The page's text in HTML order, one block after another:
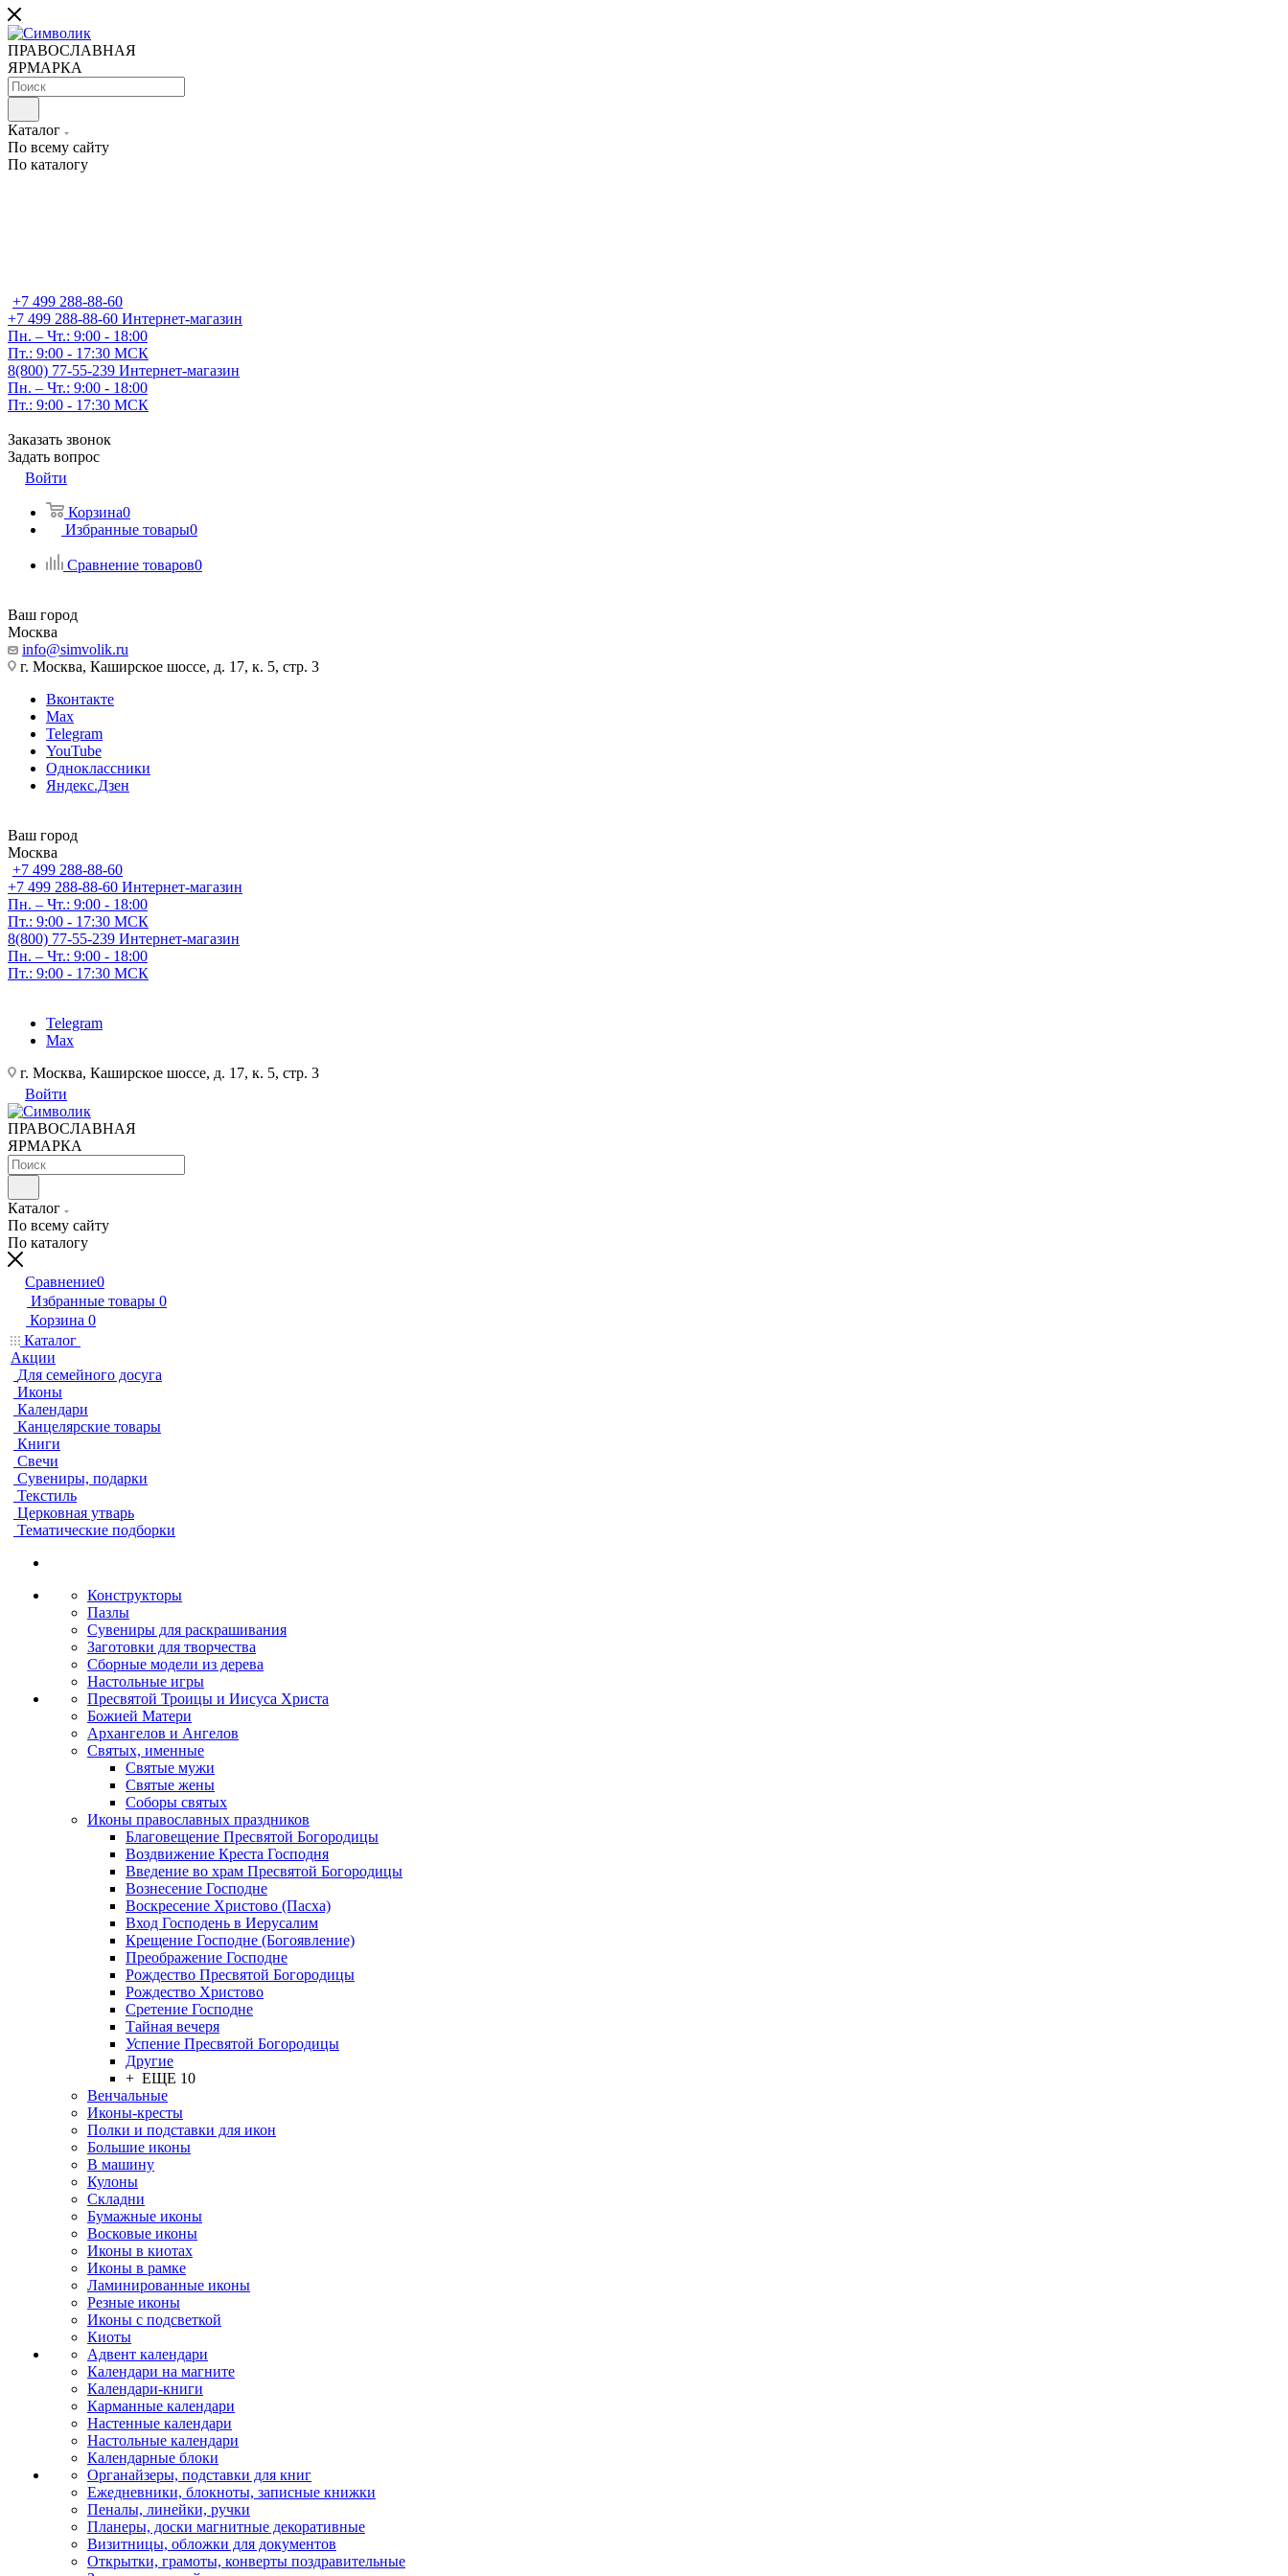
ПРАВОСЛАВНАЯ
ЯРМАРКА
Каталог
По всему сайту
По каталогу
+7 499 288-88-60
+7 499 288-88-60 Интернет-магазин
Пн. – Чт.: 9:00 - 18:00
Пт.: 9:00 - 17:30 МСК
8(800) 77-55-239 Интернет-магазин
Пн. – Чт.: 9:00 - 18:00
Пт.: 9:00 - 17:30 МСК
Заказать звонок
Задать вопрос
Войти
Корзина0
Избранные товары0
Сравнение товаров0
Ваш город
Москва
info@simvolik.ru
г. Москва, Каширское шоссе, д. 17, к. 5, стр. 3
Вконтакте
Max
Telegram
YouTube
Одноклассники
Яндекс.Дзен
Ваш город
Москва
+7 499 288-88-60
+7 499 288-88-60 Интернет-магазин
Пн. – Чт.: 9:00 - 18:00
Пт.: 9:00 - 17:30 МСК
8(800) 77-55-239 Интернет-магазин
Пн. – Чт.: 9:00 - 18:00
Пт.: 9:00 - 17:30 МСК
Telegram
Max
г. Москва, Каширское шоссе, д. 17, к. 5, стр. 3
Войти
ПРАВОСЛАВНАЯ
ЯРМАРКА
Каталог
По всему сайту
По каталогу
Сравнение0
Избранные товары 0
Корзина 0
Каталог
Акции
Для семейного досуга
Иконы
Календари
Канцелярские товары
Книги
Свечи
Сувениры, подарки
Текстиль
Церковная утварь
Тематические подборки
Конструкторы
Пазлы
Сувениры для раскрашивания
Заготовки для творчества
Сборные модели из дерева
Настольные игры
Пресвятой Троицы и Иисуса Христа
Божией Матери
Архангелов и Ангелов
Святых, именные
Святые мужи
Святые жены
Соборы святых
Иконы православных праздников
Благовещение Пресвятой Богородицы
Воздвижение Креста Господня
Введение во храм Пресвятой Богородицы
Вознесение Господне
Воскресение Христово (Пасха)
Вход Господень в Иерусалим
Крещение Господне (Богоявление)
Преображение Господне
Рождество Пресвятой Богородицы
Рождество Христово
Сретение Господне
Тайная вечеря
Успение Пресвятой Богородицы
Другие
+ ЕЩЕ 10
Венчальные
Иконы-кресты
Полки и подставки для икон
Большие иконы
В машину
Кулоны
Складни
Бумажные иконы
Восковые иконы
Иконы в киотах
Иконы в рамке
Ламинированные иконы
Резные иконы
Иконы с подсветкой
Киоты
Адвент календари
Календари на магните
Календари-книги
Карманные календари
Настенные календари
Настольные календари
Календарные блоки
Органайзеры, подставки для книг
Ежедневники, блокноты, записные книжки
Пеналы, линейки, ручки
Планеры, доски магнитные декоративные
Визитницы, обложки для документов
Открытки, грамоты, конверты поздравительные